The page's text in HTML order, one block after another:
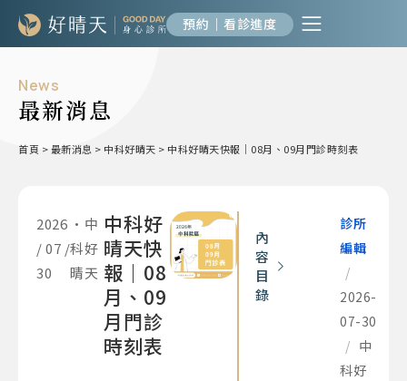
預約｜看診進度
News
最新消息
首頁 >最新消息 > 中科好晴天 > 中科好晴天快報｜08月、09月門診時刻表
2026
/ 07 /
30
• 中
科好
晴天
中科好
晴天快
報｜08
月、09
月門診
時刻表
內
容
目
錄
診所
編輯
/
2026-
07-30
/ 中
科好